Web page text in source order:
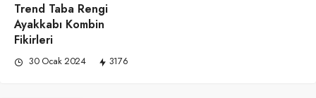
Trend Taba Rengi
Ayakkabı Kombin
Fikirleri
30 Ocak 2024 3176